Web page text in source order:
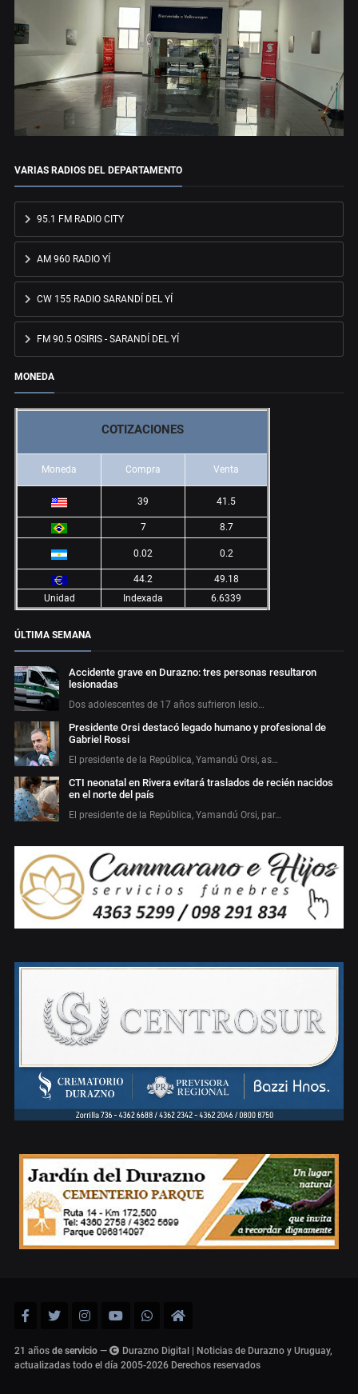
VARIAS RADIOS DEL DEPARTAMENTO
95.1 FM RADIO CITY
AM 960 RADIO YÍ
CW 155 RADIO SARANDÍ DEL YÍ
FM 90.5 OSIRIS - SARANDÍ DEL YÍ
MONEDA
COTIZACIONES
Moneda Compra Venta
39 41.5
7 8.7
0.02 0.2
44.2
49.18
Unidad
Indexada 6.6339
ÚLTIMA SEMANA
Accidente grave en Durazno: tres personas resultaron
lesionadas
Dos adolescentes de 17 años sufrieron lesio…
Presidente Orsi destacó legado humano y profesional de
Gabriel Rossi
El presidente de la República, Yamandú Orsi, as…
CTI neonatal en Rivera evitará traslados de recién nacidos
en el norte del país
El presidente de la República, Yamandú Orsi, par…
21 años de servicio —
Durazno Digital | Noticias de Durazno y Uruguay,
actualizadas todo el día 2005-2026 Derechos reservados